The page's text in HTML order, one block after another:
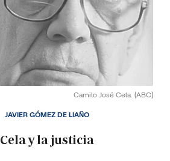
Camilo José Cela. (ABC)
Cela y la justicia
JAVIER GÓMEZ DE LIAÑO